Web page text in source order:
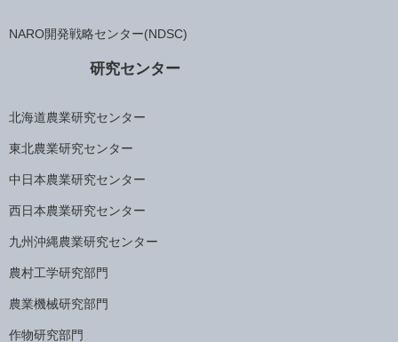
NARO開発戦略センター(NDSC)
研究センター
北海道農業研究センター
東北農業研究センター
中日本農業研究センター
西日本農業研究センター
九州沖縄農業研究センター
農村工学研究部門
農業機械研究部門
作物研究部門